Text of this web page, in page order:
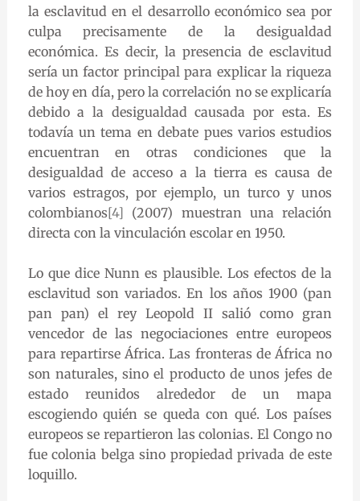
la esclavitud en el desarrollo económico sea por
culpa precisamente de la desigualdad
económica. Es decir, la presencia de esclavitud
sería un factor principal para explicar la riqueza
de hoy en día, pero la correlación no se explicaría
debido a la desigualdad causada por esta. Es
todavía un tema en debate pues varios estudios
encuentran en otras condiciones que la
desigualdad de acceso a la tierra es causa de
varios estragos, por ejemplo, un turco y unos
colombianos[4] (2007) muestran una relación
directa con la vinculación escolar en 1950.
Lo que dice Nunn es plausible. Los efectos de la
esclavitud son variados. En los años 1900 (pan
pan pan) el rey Leopold II salió como gran
vencedor de las negociaciones entre europeos
para repartirse África. Las fronteras de África no
son naturales, sino el producto de unos jefes de
estado reunidos alrededor de un mapa
escogiendo quién se queda con qué. Los países
europeos se repartieron las colonias. El Congo no
fue colonia belga sino propiedad privada de este
loquillo.